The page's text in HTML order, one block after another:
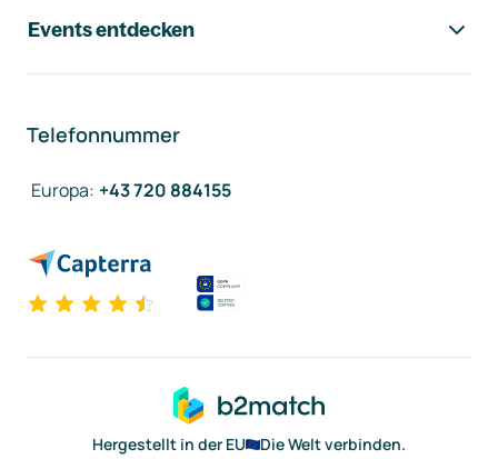
Events entdecken
Telefonnummer
Europa: +43 720 884155
Hergestellt in der EU
Die Welt verbinden.